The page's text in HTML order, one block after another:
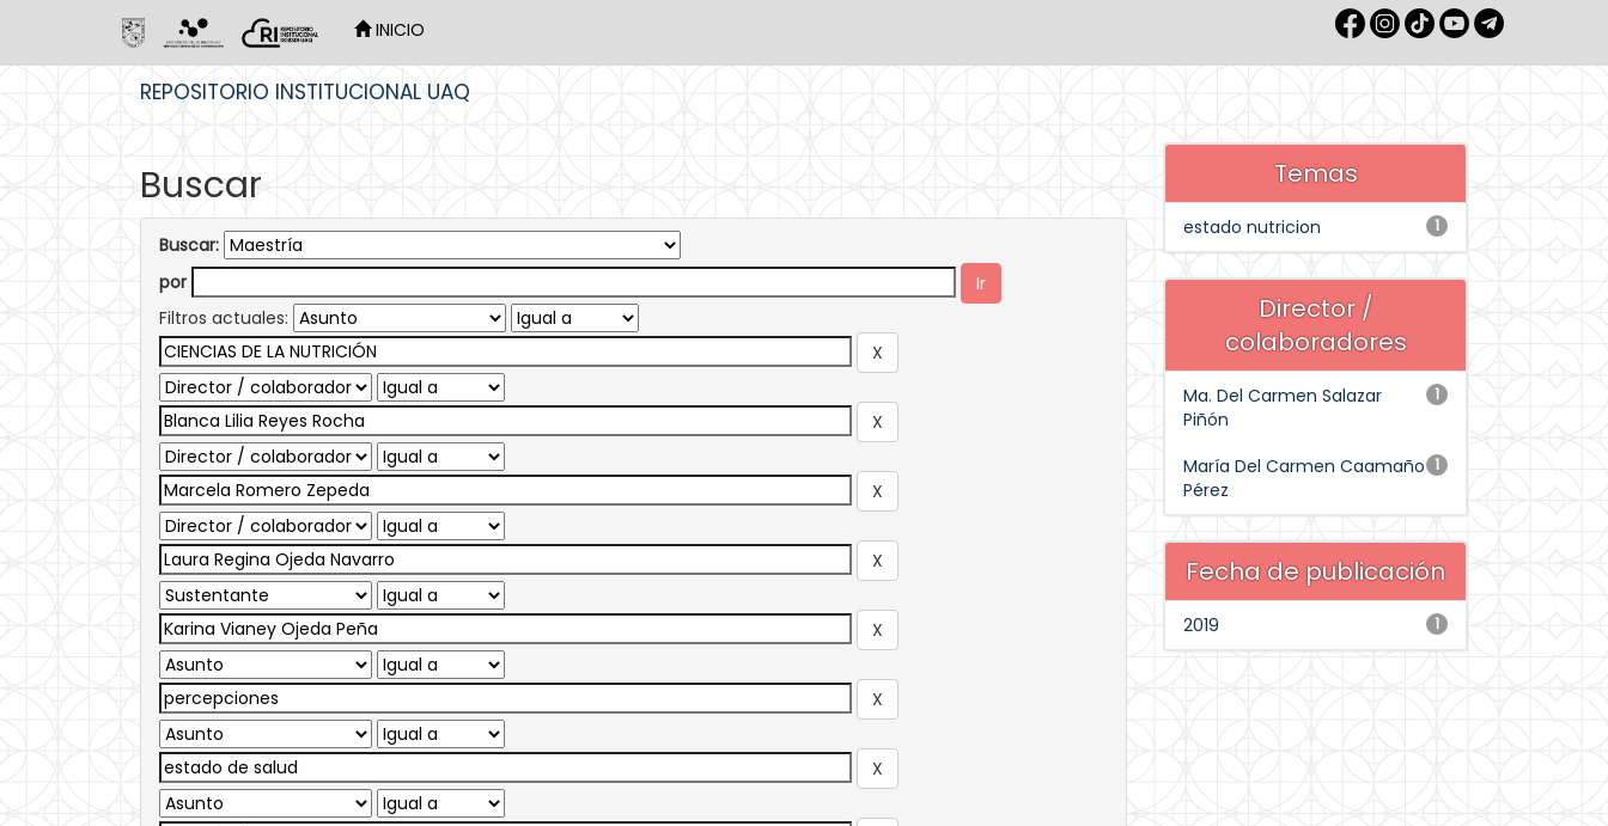
INICIO
REPOSITORIO INSTITUCIONAL UAQ
Buscar
Buscar:
por
Filtros actuales:
Temas
1
estado nutricion
Director /
colaboradores
1
Ma. Del Carmen Salazar
Piñón
1
María Del Carmen Caamaño
Pérez
Fecha de publicación
1
2019